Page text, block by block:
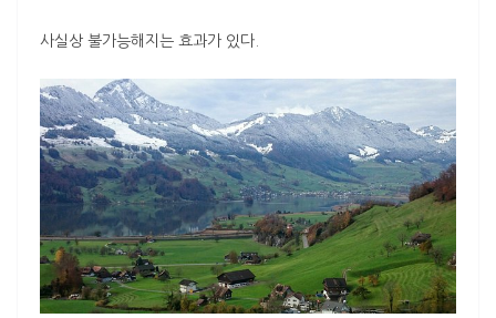
사실상 불가능해지는 효과가 있다.